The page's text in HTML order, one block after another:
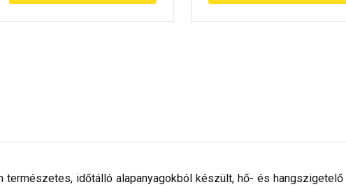
időtálló alapanyagokból készült, hő- és hangszigetelő